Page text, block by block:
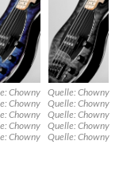
Chowny
Chowny
Chowny
Chowny
Chowny
Quelle: Chowny
Quelle: Chowny
Quelle: Chowny
Quelle: Chowny
Quelle: Chowny